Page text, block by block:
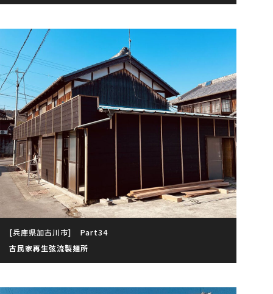
[兵庫県加古川市]
Part34
古民家再生弦流製麺所